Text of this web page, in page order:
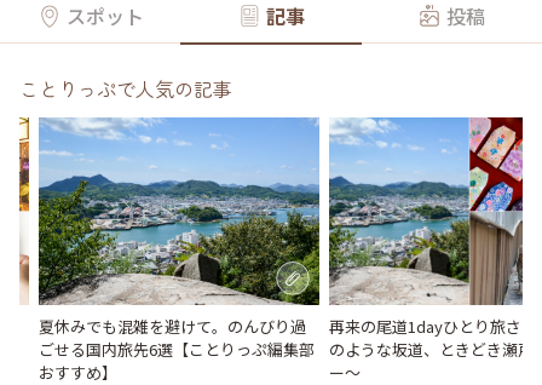
スポット 記事 投稿
ことりっぷで人気の記事
夏休みでも混雑を避けて。のんびり過
ごせる国内旅先6選【ことりっぷ編集部
おすすめ】
再来の尾道1dayひとり旅さん
のような坂道、ときどき瀬戸
ー～